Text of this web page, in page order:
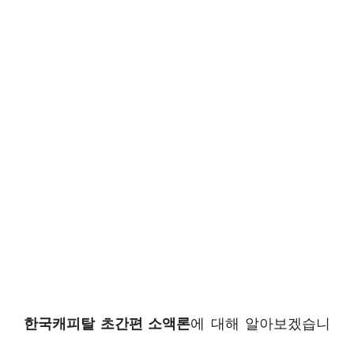
한국캐피탈 초간편 소액론에 대해 알아보겠습니